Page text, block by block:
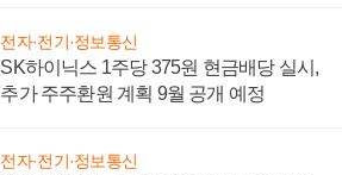
전자·전기·정보통신
SK하이닉스 1주당 375원 현금배당 실시,
추가 주주환원 계획 9월 공개 예정
전자·전기·정보통신